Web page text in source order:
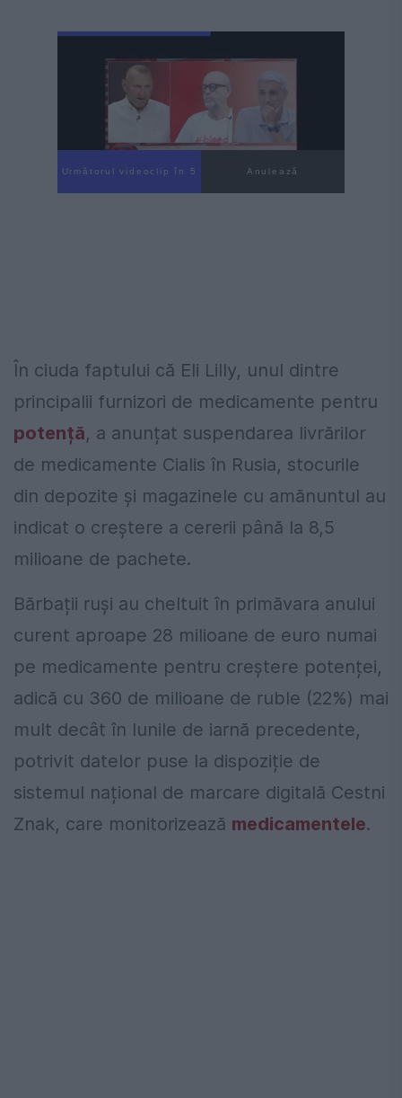
Următorul videoclip în 3 Anulează
În ciuda faptului că Eli Lilly, unul dintre
principalii furnizori de medicamente pentru
potență, a anunțat suspendarea livrărilor
de medicamente Cialis în Rusia, stocurile
din depozite și magazinele cu amănuntul au
indicat o creștere a cererii până la 8,5
milioane de pachete.
Bărbații ruși au cheltuit în primăvara anului
curent aproape 28 milioane de euro numai
pe medicamente pentru creștere potenței,
adică cu 360 de milioane de ruble (22%) mai
mult decât în lunile de iarnă precedente,
potrivit datelor puse la dispoziție de
sistemul național de marcare digitală Cestni
Znak, care monitorizează medicamentele.